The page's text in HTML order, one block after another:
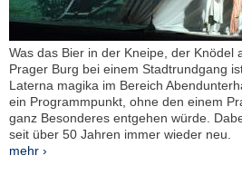
Was das Bier in der Kneipe, der Knödel
Prager Burg bei einem Stadtrundgang
Laterna magika im Bereich
ein Programmpunkt, ohne den einem
ganz Besonderes entgehen würde.
seit über 50 Jahren immer wieder neu.
mehr ›